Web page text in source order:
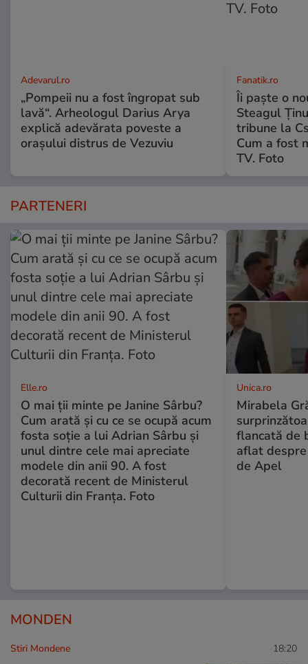
Adevarul.ro
„Pompeii nu a fost îngropat sub
lavă“. Arheologul Darius Arya
explică adevărata poveste a
orașului distrus de Vezuviu
Fanatik.ro
Îi paște o
Steagul
tribune la
Cum a fost
TV. Foto
PARTENERI
Elle.ro
O mai ții minte pe Janine Sârbu?
Cum arată și cu ce se ocupă acum
fosta soție a lui Adrian Sârbu și
unul dintre cele mai apreciate
modele din anii 90. A fost
decorată recent de Ministerul
Culturii din Franța. Foto
Unica.ro
Mirabela
flancată de
aflat
de Apel
MONDEN
Stiri Mondene 18:20